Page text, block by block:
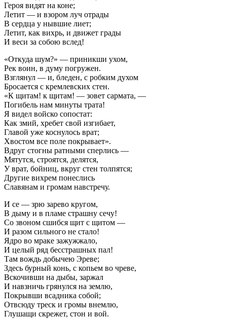
Героя видят на коне;
Летит — и взором луч отрады
В сердца у нывшие лиет;
Летит, как вихрь, и движет грады
И веси за собою вслед!
«Откуда шум?» — приникши ухом,
Рек воин, в думу погружен.
Взглянул — и, бледен, с робким духом
Бросается с кремлевских стен.
«К щитам! к щитам! — зовет сармата, —
Погибель нам минуты трата!
Я видел войско сопостат:
Как змий, хребет свой изгибает,
Главой уже коснулось врат;
Хвостом все поле покрывает».
Вдруг стогны ратными сперлись —
Мятутся, строятся, делятся,
У врат, бойниц, вкруг стен толпятся;
Другие вихрем понеслись
Славянам и громам навстречу.
И се — зрю зарево кругом,
В дыму и в пламе страшну сечу!
Со звоном сшибся щит с щитом —
И разом сильного не стало!
Ядро во мраке зажужжало,
И целый ряд бесстрашных пал!
Там вождь добычею Эреве;
Здесь бурный конь, с копьем во чреве,
Вскочивши на дыбы, заржал
И навзничь грянулся на землю,
Покрывши всадника собой;
Отвсюду треск и громы внемлю,
Глушащи скрежет, стон и вой.